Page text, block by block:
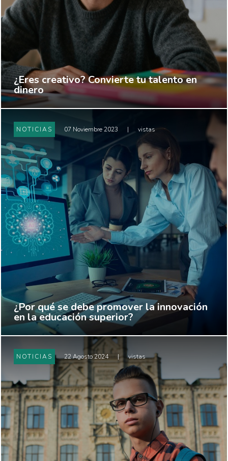
¿Eres creativo? Convierte tu talento en
dinero
NOTICIAS 07 Noviembre 2023 | vistas
¿Por qué se debe promover la innovación
en la educación superior?
NOTICIAS 22 Agosto 2024 | vistas